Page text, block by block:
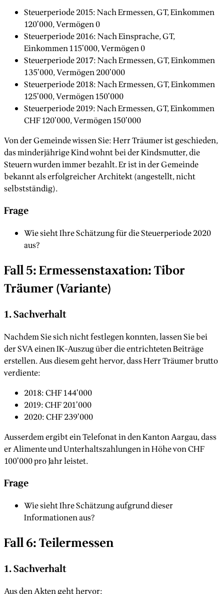
Steuerperiode 2015: Nach Ermessen, GT, Einkommen
120’000, Vermögen 0
Steuerperiode 2016: Nach Einsprache, GT,
Einkommen 115’000, Vermögen 0
Steuerperiode 2017: Nach Ermessen, GT, Einkommen
135’000, Vermögen 200’000
Steuerperiode 2018: Nach Ermessen, GT, Einkommen
125’000, Vermögen 150’000
Steuerperiode 2019: Nach Ermessen, GT, Einkommen
CHF 120’000, Vermögen 150’000
Von der Gemeinde wissen Sie: Herr Träumer ist geschieden,
das minderjährige Kind wohnt bei der Kindsmutter, die
Steuern wurden immer bezahlt. Er ist in der Gemeinde
bekannt als erfolgreicher Architekt (angestellt, nicht
selbstständig).
Frage
Wie sieht Ihre Schätzung für die Steuerperiode 2020
aus?
Fall 5: Ermessenstaxation: Tibor
Träumer (Variante)
1. Sachverhalt
Nachdem Sie sich nicht festlegen konnten, lassen Sie bei
der SVA einen IK-Auszug über die entrichteten Beiträge
erstellen. Aus diesem geht hervor, dass Herr Träumer brutto
verdiente:
2018: CHF 144’000
2019: CHF 201’000
2020: CHF 239’000
Ausserdem ergibt ein Telefonat in den Kanton Aargau, dass
er Alimente und Unterhaltszahlungen in Höhe von CHF
100’000 pro Jahr leistet.
Frage
Wie sieht Ihre Schätzung aufgrund dieser
Informationen aus?
Fall 6: Teilermessen
1. Sachverhalt
Aus den Akten geht hervor: